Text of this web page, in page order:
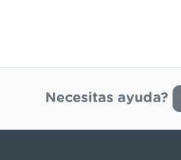
Necesitas ayuda?